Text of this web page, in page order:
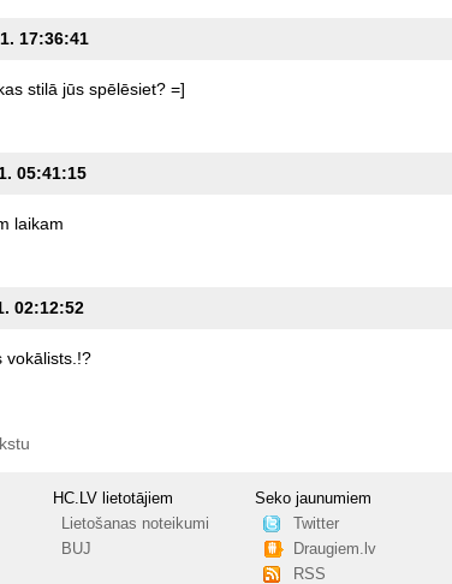
17:36:41
stilā jūs spēlēsiet? =]
05:41:15
laikam
02:12:52
vokālists.!?
HC.LV lietotājiem
Lietošanas noteikumi
BUJ
Seko jaunumiem
Twitter
Draugiem.lv
RSS